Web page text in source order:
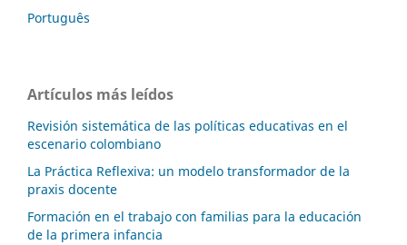
Português
Artículos más leídos
Revisión sistemática de las políticas educativas en el
escenario colombiano
La Práctica Reflexiva: un modelo transformador de la
praxis docente
Formación en el trabajo con familias para la educación
de la primera infancia